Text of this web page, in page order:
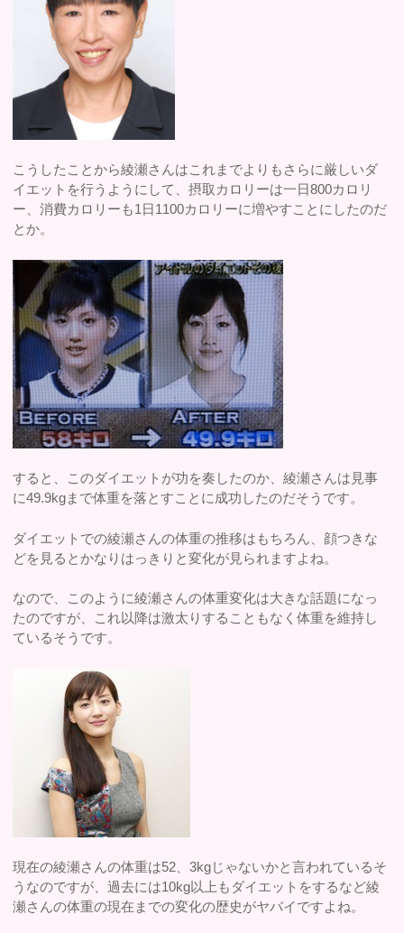
こうしたことから綾瀬さんはこれまでよりもさらに厳しいダ
イエットを行うようにして、摂取カロリーは一日800カロリ
ー、消費カロリーも1日1100カロリーに増やすことにしたのだ
とか。
すると、このダイエットが功を奏したのか、綾瀬さんは見事
に49.9kgまで体重を落とすことに成功したのだそうです。
ダイエットでの綾瀬さんの体重の推移はもちろん、顔つきな
どを見るとかなりはっきりと変化が見られますよね。
なので、このように綾瀬さんの体重変化は大きな話題になっ
たのですが、これ以降は激太りすることもなく体重を維持し
ているそうです。
現在の綾瀬さんの体重は52、3kgじゃないかと言われているそ
うなのですが、過去には10kg以上もダイエットをするなど綾
瀬さんの体重の現在までの変化の歴史がヤバイですよね。